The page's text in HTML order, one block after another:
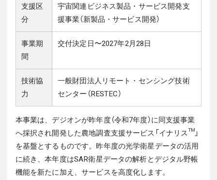
支援区
分
宇宙関連ビジネス製品・サービス開発支
援事業（新製品・サービス開発）
事業期
間
交付決定日〜2027年2月28日
技術協
力
一般財団法人リモート・センシング技術
センター（RESTEC）
本事業は、デジオンが昨年度（令和7年度）に同支援事業
へ採択され開発した農地調査支援サービス「イナリス™」
を基盤とするものです。昨年度の光学衛星データの活用
に続き、本年度はSAR衛星データの解析とデジタル野帳
機能を新たに加え、サービスを高度化します。